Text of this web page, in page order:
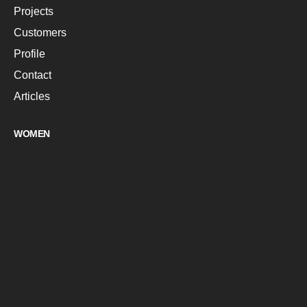
Projects
Customers
Profile
Contact
Articles
WOMEN